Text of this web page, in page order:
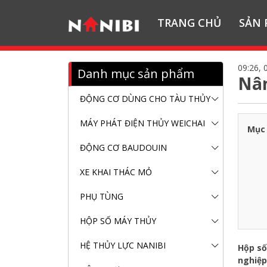
TRANG CHỦ SẢN
Danh mục sản phẩm
ĐỘNG CƠ DÙNG CHO TÀU THỦY
MÁY PHÁT ĐIỆN THỦY WEICHAI
ĐỘNG CƠ BAUDOUIN
XE KHAI THÁC MỎ
PHỤ TÙNG
HỘP SỐ MÁY THỦY
HỆ THỦY LỰC NANIBI
09:26,
Hộp